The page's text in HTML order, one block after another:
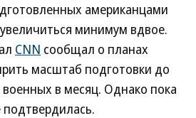
американцами
минимум вдвое.
CNN сообщал о планах
масштаб подготовки до
военных в месяц. Однако пока